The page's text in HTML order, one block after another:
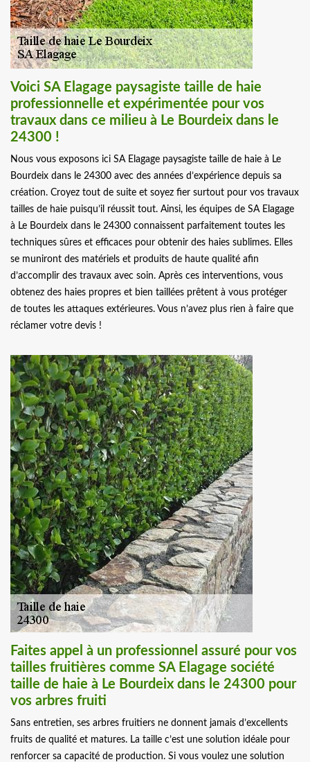
Voici SA Elagage paysagiste taille de haie
professionnelle et expérimentée pour vos
travaux dans ce milieu à Le Bourdeix dans le
24300 !
Nous vous exposons ici SA Elagage paysagiste taille de haie à Le
Bourdeix dans le 24300 avec des années d’expérience depuis sa
création. Croyez tout de suite et soyez fier surtout pour vos travaux
tailles de haie puisqu’il réussit tout. Ainsi, les équipes de SA Elagage
à Le Bourdeix dans le 24300 connaissent parfaitement toutes les
techniques sûres et efficaces pour obtenir des haies sublimes. Elles
se muniront des matériels et produits de haute qualité afin
d’accomplir des travaux avec soin. Après ces interventions, vous
obtenez des haies propres et bien taillées prêtent à vous protéger
de toutes les attaques extérieures. Vous n’avez plus rien à faire que
réclamer votre devis !
Faites appel à un professionnel assuré pour vos
tailles fruitières comme SA Elagage société
taille de haie à Le Bourdeix dans le 24300 pour
vos arbres fruiti
Sans entretien, ses arbres fruitiers ne donnent jamais d’excellents
fruits de qualité et matures. La taille c’est une solution idéale pour
renforcer sa capacité de production. Si vous voulez une solution